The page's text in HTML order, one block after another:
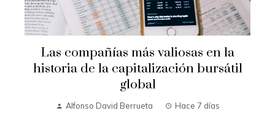
Las compañías más valiosas en la
historia de la capitalización bursátil
global
Alfonso David Berrueta Hace 7 días